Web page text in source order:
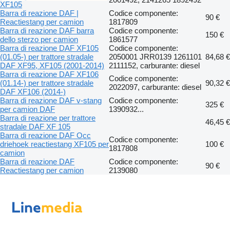
XF105
Barra di reazione DAF |
Reactiestang per camion
Codice componente:
1817809
90 €
Barra di reazione DAF barra
dello sterzo per camion
Codice componente:
1861577
150 €
Barra di reazione DAF XF105
(01.05-) per trattore stradale
DAF XF95, XF105 (2001-2014)
Codice componente:
2050001 JRR0139 1261101
2111152, carburante: diesel
84,68 €
Barra di reazione DAF XF106
(01.14-) per trattore stradale
DAF XF106 (2014-)
Codice componente:
2022097, carburante: diesel 90,32 €
Barra di reazione DAF v-stang
per camion DAF
Codice componente:
1390932...
325 €
Barra di reazione per trattore
stradale DAF XF 105
46,45 €
Barra di reazione DAF Occ
driehoek reactiestang XF105 per
camion
Codice componente:
1817808
100 €
Barra di reazione DAF
Reactiestang per camion
Codice componente:
2139080
90 €